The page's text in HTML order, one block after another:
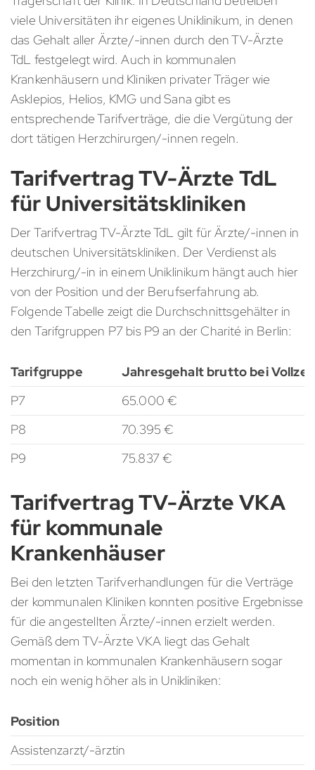
viele Universitäten ihr eigenes Uniklinikum, in denen
das Gehalt aller Ärzte/-innen durch den TV-Ärzte
TdL festgelegt wird. Auch in kommunalen
Krankenhäusern und Kliniken privater Träger wie
Asklepios, Helios, KMG und Sana gibt es
entsprechende Tarifverträge, die die Vergütung der
dort tätigen Herzchirurgen/-innen regeln.
Tarifvertrag TV-Ärzte TdL
für Universitätskliniken
Der Tarifvertrag TV-Ärzte TdL gilt für Ärzte/-innen in
deutschen Universitätskliniken. Der Verdienst als
Herzchirurg/-in in einem Uniklinikum hängt auch hier
von der Position und der Berufserfahrung ab.
Folgende Tabelle zeigt die Durchschnittsgehälter in
den Tarifgruppen P7 bis P9 an der Charité in Berlin:
Tarifgruppe
Jahresgehalt brutto bei
P7
65.000 €
P8
70.395 €
P9
75.837 €
Tarifvertrag TV-Ärzte VKA
für kommunale
Krankenhäuser
Bei den letzten Tarifverhandlungen für die Verträge
der kommunalen Kliniken konnten positive Ergebnisse
für die angestellten Ärzte/-innen erzielt werden.
Gemäß dem TV-Ärzte VKA liegt das Gehalt
momentan in kommunalen Krankenhäusern sogar
noch ein wenig höher als in Unikliniken:
Position
Assistenzarzt/-ärztin